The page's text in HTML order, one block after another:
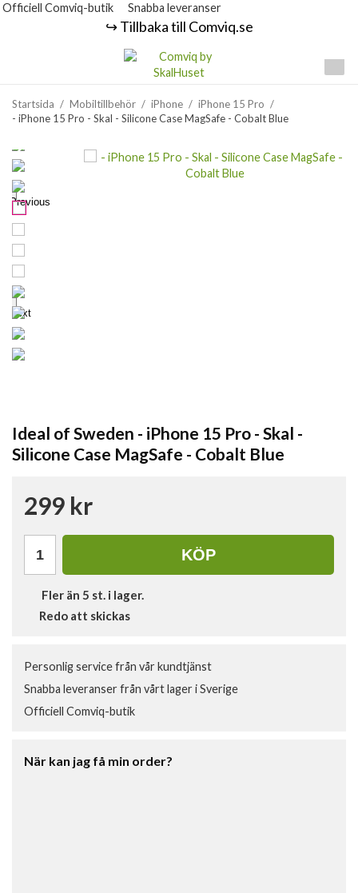
Officiell Comviq-butik Snabba leveranser
↪️ Tillbaka till Comviq.se
Startsida / Mobiltillbehör / iPhone / iPhone 15 Pro /
- iPhone 15 Pro - Skal - Silicone Case MagSafe - Cobalt Blue
Previous
Next
Ideal of Sweden - iPhone 15 Pro - Skal -
Silicone Case MagSafe - Cobalt Blue
299 kr
KÖP
Fler än 5 st. i lager.
Redo att skickas
Personlig service från vår kundtjänst
Snabba leveranser från vårt lager i Sverige
Officiell Comviq-butik
När kan jag få min order?